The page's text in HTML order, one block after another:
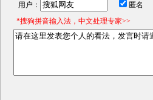
用户： 匿名
*搜狗拼音输入法，中文处理专家>>